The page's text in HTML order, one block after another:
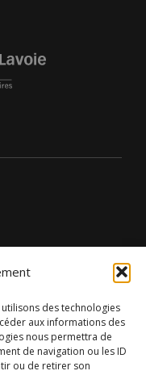
des technologies
aux informations des
nous permettra de
de navigation ou les ID
ou de retirer son
Saint-Augustin-de-